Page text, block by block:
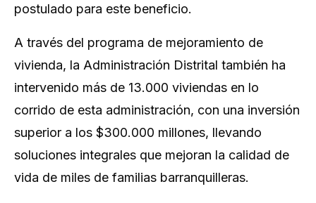
postulado para este beneficio.
A través del programa de mejoramiento de
vivienda, la Administración Distrital también ha
intervenido más de 13.000 viviendas en lo
corrido de esta administración, con una inversión
superior a los $300.000 millones, llevando
soluciones integrales que mejoran la calidad de
vida de miles de familias barranquilleras.